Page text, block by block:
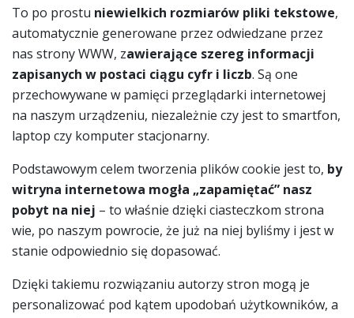
To po prostu niewielkich rozmiarów pliki tekstowe,
automatycznie generowane przez odwiedzane przez
nas strony WWW, zawierające szereg informacji
zapisanych w postaci ciągu cyfr i liczb. Są one
przechowywane w pamięci przeglądarki internetowej
na naszym urządzeniu, niezależnie czy jest to smartfon,
laptop czy komputer stacjonarny.
Podstawowym celem tworzenia plików cookie jest to, by
witryna internetowa mogła „zapamiętać” nasz
pobyt na niej – to właśnie dzięki ciasteczkom strona
wie, po naszym powrocie, że już na niej byliśmy i jest w
stanie odpowiednio się dopasować.
Dzięki takiemu rozwiązaniu autorzy stron mogą je
personalizować pod kątem upodobań użytkowników, a